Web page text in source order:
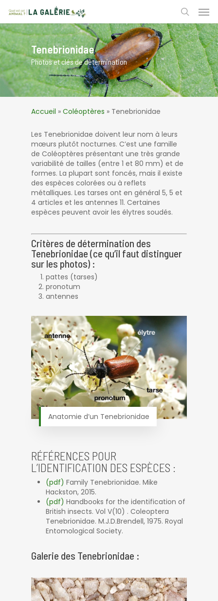
main
content
search
Tenebrionidae
Photos et clés de détermination
Accueil » Coléoptères » Tenebrionidae
Les Tenebrionidae doivent leur nom à leurs
mœurs plutôt nocturnes. C’est une famille
de Coléoptères présentant une très grande
variabilité de tailles (entre 1 et 80 mm) et de
formes. La plupart sont foncés, mais il existe
des espèces colorées ou à reflets
métalliques. Les tarses ont en général 5, 5 et
4 articles et les antennes 11. Certaines
espèces peuvent avoir les élytres soudés.
Critères de détermination des
Tenebrionidae (ce qu’il faut distinguer
sur les photos) :
pattes (tarses)
pronotum
antennes
Anatomie d’un Tenebrionidae
RÉFÉRENCES POUR
L’IDENTIFICATION DES ESPÈCES :
(pdf)Family Tenebrionidae. Mike
Hackston, 2015.
(pdf)Handbooks for the identification of
British insects. Vol V(10) . Coleoptera
Tenebrionidae. M.J.D.Brendell, 1975. Royal
Entomological Society.
Galerie des Tenebrionidae :